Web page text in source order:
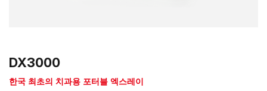
DX3000
한국 최초의 치과용 포터블 엑스레이